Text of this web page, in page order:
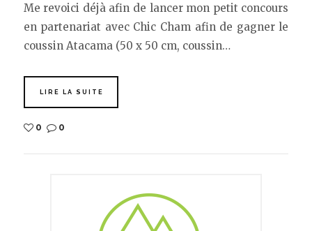
Me revoici déjà afin de lancer mon petit concours
en partenariat avec Chic Cham afin de gagner le
coussin Atacama (50 x 50 cm, coussin…
LIRE LA SUITE
0 0